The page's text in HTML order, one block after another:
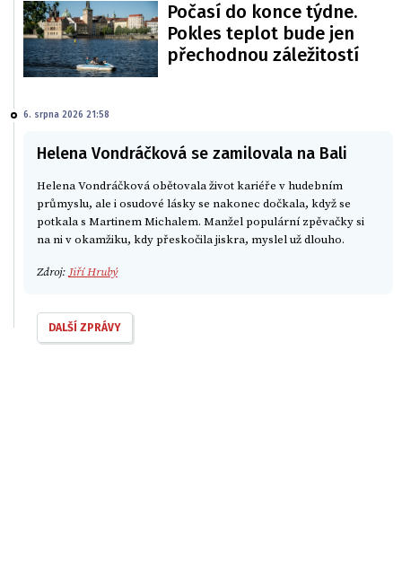
Počasí do konce týdne.
Pokles teplot bude jen
přechodnou záležitostí
6. srpna 2026 21:58
Helena Vondráčková se zamilovala na Bali
Helena Vondráčková obětovala život kariéře v hudebním
průmyslu, ale i osudové lásky se nakonec dočkala, když se
potkala s Martinem Michalem. Manžel populární zpěvačky si
na ni v okamžiku, kdy přeskočila jiskra, myslel už dlouho.
Zdroj: Jiří Hrubý
DALŠÍ ZPRÁVY